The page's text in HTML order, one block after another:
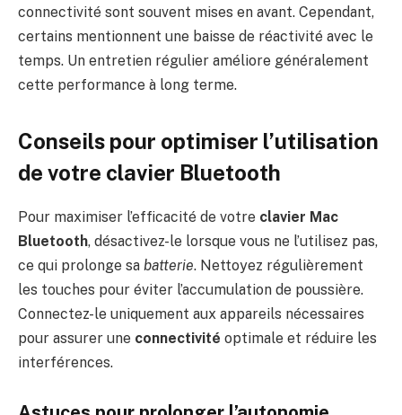
connectivité sont souvent mises en avant. Cependant,
certains mentionnent une baisse de réactivité avec le
temps. Un entretien régulier améliore généralement
cette performance à long terme.
Conseils pour optimiser l’utilisation
de votre clavier Bluetooth
Pour maximiser l’efficacité de votre clavier Mac
Bluetooth, désactivez-le lorsque vous ne l’utilisez pas,
ce qui prolonge sa batterie. Nettoyez régulièrement
les touches pour éviter l’accumulation de poussière.
Connectez-le uniquement aux appareils nécessaires
pour assurer une connectivité optimale et réduire les
interférences.